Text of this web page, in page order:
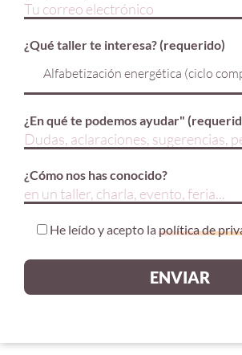
¿Qué taller te interesa? (requerido)
¿En qué te podemos ayudar"
¿Cómo nos has conocido?
He leído y acepto la política de